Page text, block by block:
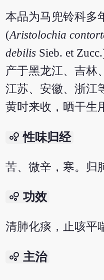
本品为马兜铃科多
(Aristolochia
debilis Sieb. et
产于黑龙江、吉林
江苏、安徽、浙江
黄时来收，晒干生
bubble_chart 性味归经
苦、微辛，寒。归
bubble_chart 功效
清肺化痰，止咳平
bubble_chart 主治